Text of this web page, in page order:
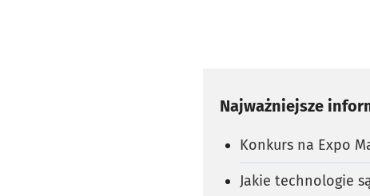
Najważniejsze
Konkurs na Expo
Jakie technologie